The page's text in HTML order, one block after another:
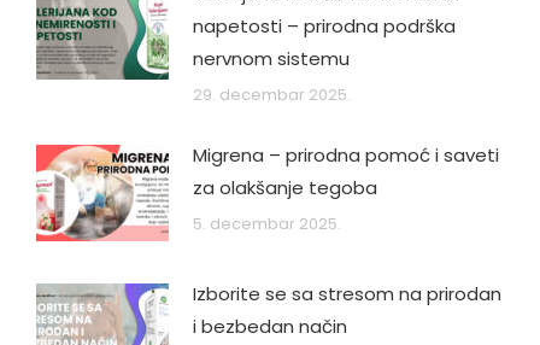
napetosti – prirodna podrška
nervnom sistemu
29. decembar 2025.
Migrena – prirodna pomoć i saveti
za olakšanje tegoba
5. decembar 2025.
Izborite se sa stresom na prirodan
i bezbedan način